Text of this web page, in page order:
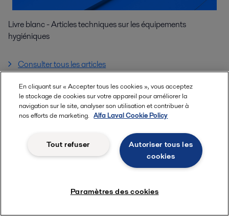
Livre blanc - Articles techniques sur les équipements
hygiéniques
Consulter tous les articles
Quick links
About us
Media
En cliquant sur « Accepter tous les cookies », vous acceptez
le stockage de cookies sur votre appareil pour améliorer la
navigation sur le site, analyser son utilisation et contribuer à
nos efforts de marketing. Alfa Laval Cookie Policy
Autoriser tous les
cookies
Tout refuser
Paramètres des cookies